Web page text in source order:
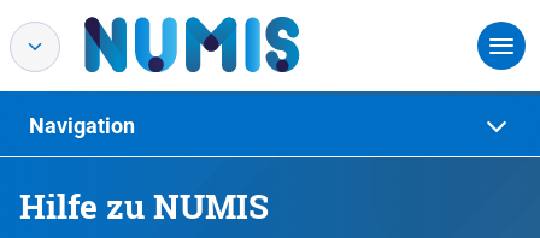
Hilfe zu NUMIS
Navigation